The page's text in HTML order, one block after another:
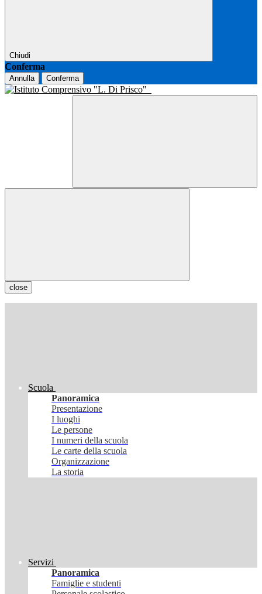
Chiudi
Conferma
Annulla Conferma
close
Scuola
Panoramica
Presentazione
I luoghi
Le persone
I numeri della scuola
Le carte della scuola
Organizzazione
La storia
Servizi
Panoramica
Famiglie e studenti